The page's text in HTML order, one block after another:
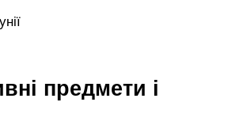
предмети і